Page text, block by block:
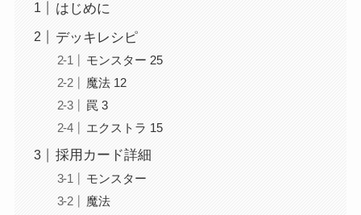
はじめに
デッキレシピ
モンスター 25
魔法 12
罠 3
エクストラ 15
採用カード詳細
モンスター
魔法